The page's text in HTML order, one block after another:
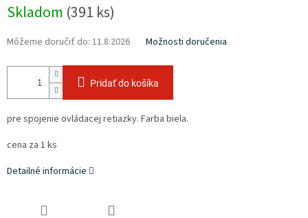
cena:
Skladom (391 ks)
Môžeme doručiť do: 11.8.2026 Možnosti doručenia
Pridať do košíka
pre spojenie ovládacej retiazky. Farba biela.
cena za 1 ks
Detailné informácie